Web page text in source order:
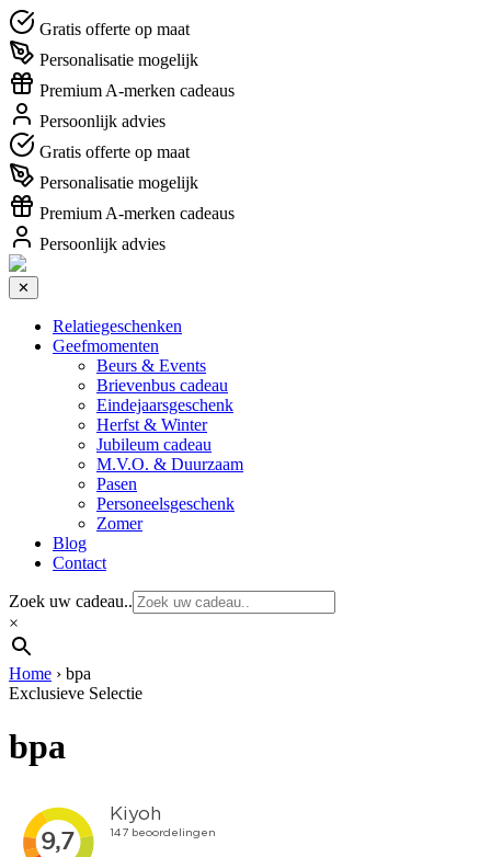
Gratis offerte op maat
Personalisatie mogelijk
Premium A-merken cadeaus
Persoonlijk advies
Gratis offerte op maat
Personalisatie mogelijk
Premium A-merken cadeaus
Persoonlijk advies
✕
Relatiegeschenken
Geefmomenten
Beurs & Events
Brievenbus cadeau
Eindejaarsgeschenk
Herfst & Winter
Jubileum cadeau
M.V.O. & Duurzaam
Pasen
Personeelsgeschenk
Zomer
Blog
Contact
Zoek uw cadeau..
×
Home › bpa
Exclusieve Selectie
bpa